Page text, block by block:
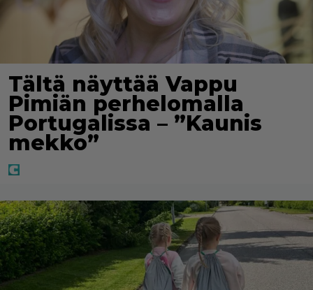
Tältä näyttää Vappu
Pimiän perhelomalla
Portugalissa – ”Kaunis
mekko”